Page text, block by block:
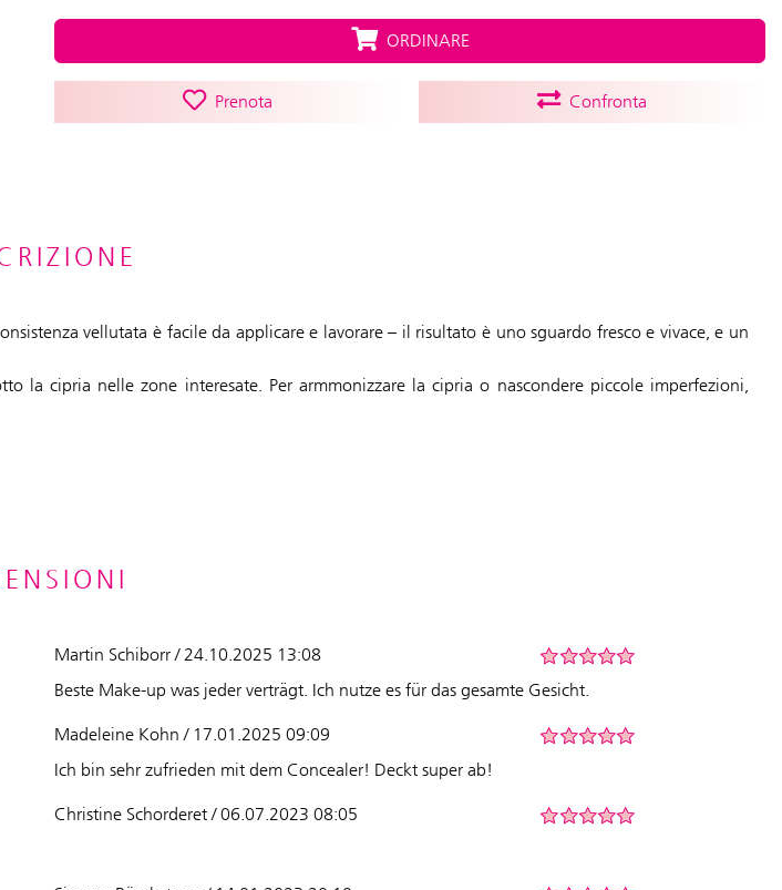
ORDINARE
Prenota Confronta
vellutata è facile da applicare e lavorare – il risultato è uno sguardo fresco e vivace, e un
la cipria nelle zone interesate. Per armmonizzare la cipria o nascondere piccole imperfezioni,
Martin Schiborr / 24.10.2025 13:08
Beste Make-up was jeder verträgt. Ich nutze es für das gesamte Gesicht.
Madeleine Kohn / 17.01.2025 09:09
Ich bin sehr zufrieden mit dem Concealer! Deckt super ab!
Christine Schorderet / 06.07.2023 08:05